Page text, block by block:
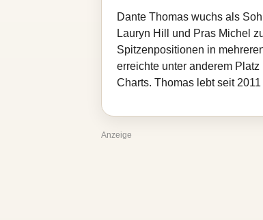
Dante Thomas wuchs als
Lauryn Hill und Pras Michel
Spitzenpositionen in
erreichte unter anderem
Charts. Thomas lebt seit
Anzeige